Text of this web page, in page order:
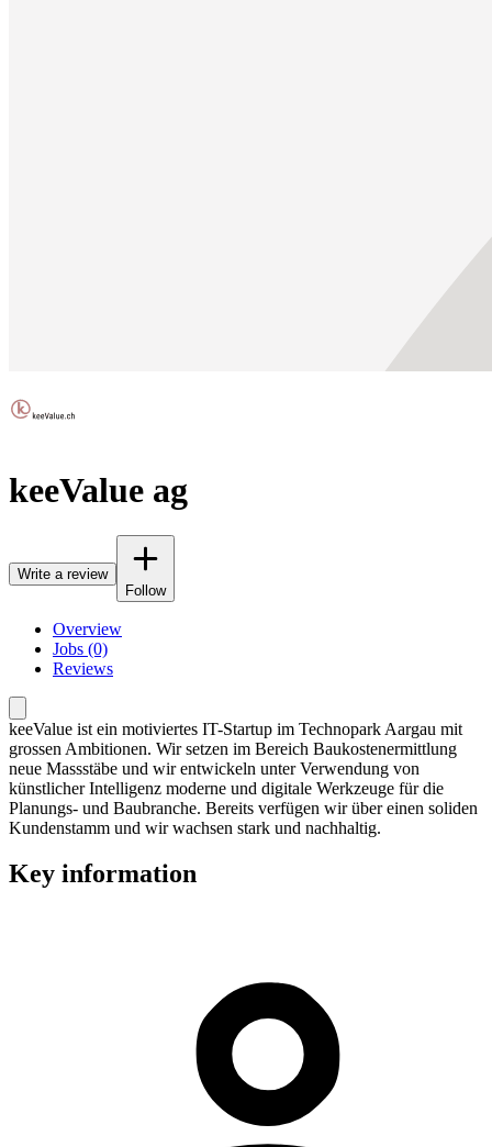
keeValue ag
Write a review
Follow
Overview
Jobs (0)
Reviews
keeValue ist ein motiviertes IT-Startup im Technopark Aargau mit
grossen Ambitionen. Wir setzen im Bereich Baukostenermittlung
neue Massstäbe und wir entwickeln unter Verwendung von
künstlicher Intelligenz moderne und digitale Werkzeuge für die
Planungs- und Baubranche. Bereits verfügen wir über einen soliden
Kundenstamm und wir wachsen stark und nachhaltig.
Key information